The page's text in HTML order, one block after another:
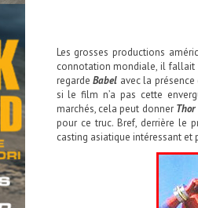
Les grosses productions
connotation mondiale, il fallait
regardeBabel avec la présence
si le film n’a pas cette
marchés, cela peut donner Thor
pour ce truc. Bref, derrière le
casting asiatique intéressant et